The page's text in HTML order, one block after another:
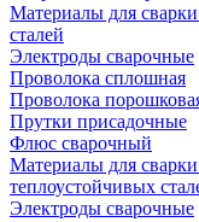
Материалы для
сталей
Электроды сварочные
Проволока сплошная
Проволока
Прутки присадочные
Флюс сварочный
Материалы для
теплоустойчивых
Электроды сварочные